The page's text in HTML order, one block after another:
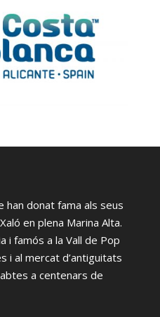
han donat fama als seus
en plena Marina Alta.
i famós a la Vall de Pop
i al mercat d’antiguitats
a centenars de